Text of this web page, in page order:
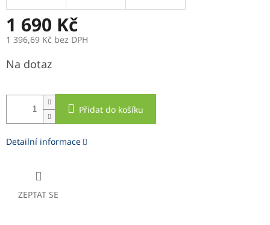
1 690 Kč
1 396,69 Kč bez DPH
cena:
Na dotaz
Přidat do košíku
Detailní informace
ZEPTAT SE